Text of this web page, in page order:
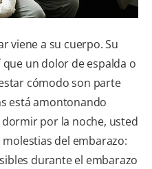
viene a su cuerpo. Su
un dolor de espalda o
cómodo son parte
está amontonando
por la noche, usted
del embarazo:
durante el embarazo